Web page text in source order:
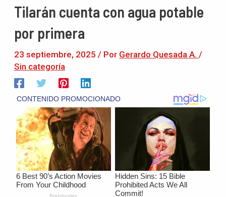
Tilarán cuenta con agua potable
por primera
23 septiembre, 2025 / Por Gerardo Quesada A. /
Sin categoría